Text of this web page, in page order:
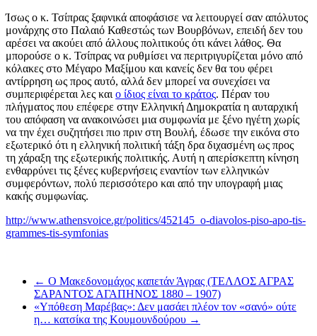
Ίσως ο κ. Τσίπρας ξαφνικά αποφάσισε να λειτουργεί σαν απόλυτος
μονάρχης στo Παλαιό Καθεστώς των Βουρβόνων, επειδή δεν του
αρέσει να ακούει από άλλους πολιτικούς ότι κάνει λάθος. Θα
μπορούσε ο κ. Τσίπρας να ρυθμίσει να περιτριγυρίζεται μόνο από
κόλακες στο Μέγαρο Μαξίμου και κανείς δεν θα του φέρει
αντίρρηση ως προς αυτό, αλλά δεν μπορεί να συνεχίσει να
συμπεριφέρεται λες και ο ίδιος είναι το κράτος. Πέραν του
πλήγματος που επέφερε στην Ελληνική Δημοκρατία η αυταρχική
του απόφαση να ανακοινώσει μια συμφωνία με ξένο ηγέτη χωρίς
να την έχει συζητήσει πιο πριν στη Βουλή, έδωσε την εικόνα στο
εξωτερικό ότι η ελληνική πολιτική τάξη δρα διχασμένη ως προς
τη χάραξη της εξωτερικής πολιτικής. Αυτή η απερίσκεπτη κίνηση
ενθαρρύνει τις ξένες κυβερνήσεις εναντίον των ελληνικών
συμφερόντων, πολύ περισσότερο και από την υπογραφή μιας
κακής συμφωνίας.
http://www.athensvoice.gr/politics/452145_o-diavolos-piso-apo-tis-
grammes-tis-symfonias
← Ο Μακεδονομάχος καπετάν Άγρας (ΤΕΛΛΟΣ ΑΓΡΑΣ
ΣΑΡΑΝΤΟΣ ΑΓΑΠΗΝΟΣ 1880 – 1907)
«Υπόθεση Μαρέβας»: Δεν μασάει πλέον τον «σανό» ούτε
η… κατσίκα της Κουμουνδούρου →